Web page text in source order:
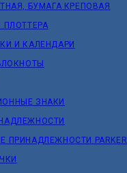
БУМАГА КРЕПОВАЯ
ПЛОТТЕРА
И КАЛЕНДАРИ
ЗНАКИ
ПРИНАДЛЕЖНОСТИ PARKER